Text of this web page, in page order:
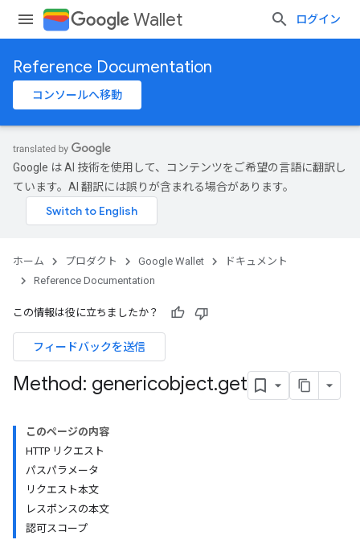
Wallet ログイン
Reference Documentation
コンソールへ移動
Google は AI 技術を使用して、コンテンツをご希望の言語に翻訳し
ています。AI 翻訳には誤りが含まれる場合があります。
ホーム プロダクト Google Wallet
ドキュメント
Reference Documentation
この情報は役に立ちましたか？
フィードバックを送信
Method: genericobject.get
このページの内容
HTTP リクエスト
パスパラメータ
リクエスト本文
レスポンスの本文
認可スコープ